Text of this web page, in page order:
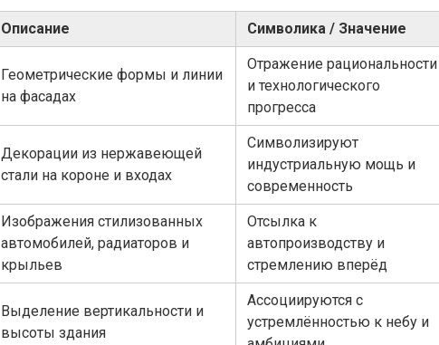
Описание Символика / Значение
Геометрические формы и линии
на фасадах
Отражение рациональности
и технологического
прогресса
Декорации из нержавеющей
стали на короне и входах
Символизируют
индустриальную мощь и
современность
Изображения стилизованных
автомобилей, радиаторов и
крыльев
Отсылка к
автопроизводству и
стремлению вперёд
Выделение вертикальности и
высоты здания
Ассоциируются с
устремлённостью к небу и